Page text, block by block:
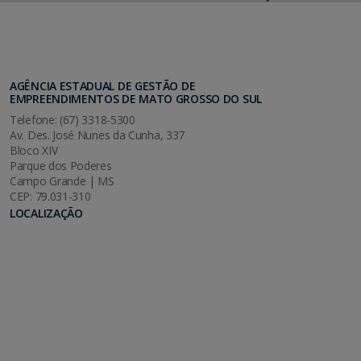
AGÊNCIA ESTADUAL DE GESTÃO DE
EMPREENDIMENTOS DE MATO GROSSO DO SUL
Telefone: (67) 3318-5300
Av. Des. José Nunes da Cunha, 337
Bloco XIV
Parque dos Poderes
Campo Grande | MS
CEP: 79.031-310
LOCALIZAÇÃO